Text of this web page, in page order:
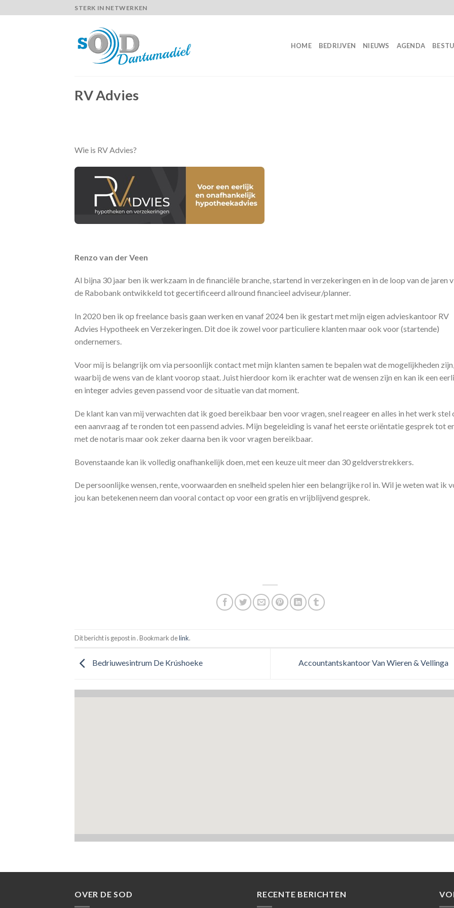
to
STERK IN NETWERKEN
HOME BEDRIJVEN NIEUWS AGENDA
RV Advies
Wie is RV Advies?
Renzo van der Veen
Al bijna 30 jaar ben ik werkzaam in de financiële branche, startend in verzekeringen en in de loop van de jaren
de Rabobank ontwikkeld tot gecertificeerd allround financieel adviseur/planner.
In 2020 ben ik op freelance basis gaan werken en vanaf 2024 ben ik gestart met mijn eigen advieskantoor RV
Advies Hypotheek en Verzekeringen. Dit doe ik zowel voor particuliere klanten maar ook voor (startende)
ondernemers.
Voor mij is belangrijk om via persoonlijk contact met mijn klanten samen te bepalen wat de mogelijkheden zijn,
waarbij de wens van de klant voorop staat. Juist hierdoor kom ik erachter wat de wensen zijn en kan ik een
en integer advies geven passend voor de situatie van dat moment.
De klant kan van mij verwachten dat ik goed bereikbaar ben voor vragen, snel reageer en alles in het werk stel
een aanvraag af te ronden tot een passend advies. Mijn begeleiding is vanaf het eerste oriëntatie gesprek tot
met de notaris maar ook zeker daarna ben ik voor vragen bereikbaar.
Bovenstaande kan ik volledig onafhankelijk doen, met een keuze uit meer dan 30 geldverstrekkers.
De persoonlijke wensen, rente, voorwaarden en snelheid spelen hier een belangrijke rol in. Wil je weten wat ik
jou kan betekenen neem dan vooral contact op voor een gratis en vrijblijvend gesprek.
Dit bericht is gepost in . Bookmark delink.
Bedriuwesintrum De Krúshoeke Accountantskantoor Van Wieren & Vellinga
OVER DE SOD RECENTE BERICHTEN